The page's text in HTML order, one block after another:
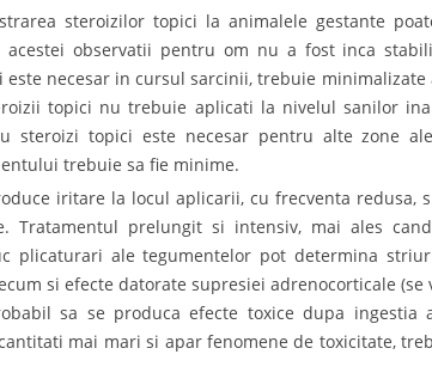
steroizilor topici la animalele gestante
acestei observatii pentru om nu a fost inca
necesar in cursul sarcinii, trebuie
topici nu trebuie aplicati la nivelul sanilor
steroizi topici este necesar pentru alte zone
trebuie sa fie minime.
iritare la locul aplicarii, cu frecventa redusa,
Tratamentul prelungit si intensiv, mai ales
plicaturari ale tegumentelor pot determina
si efecte datorate supresiei adrenocorticale (se
sa se produca efecte toxice dupa ingestia
mai mari si apar fenomene de toxicitate,